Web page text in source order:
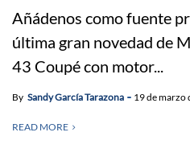
Añádenos como fuente
última gran novedad de
43 Coupé con motor...
By Sandy García Tarazona 19 de marzo
READ MORE